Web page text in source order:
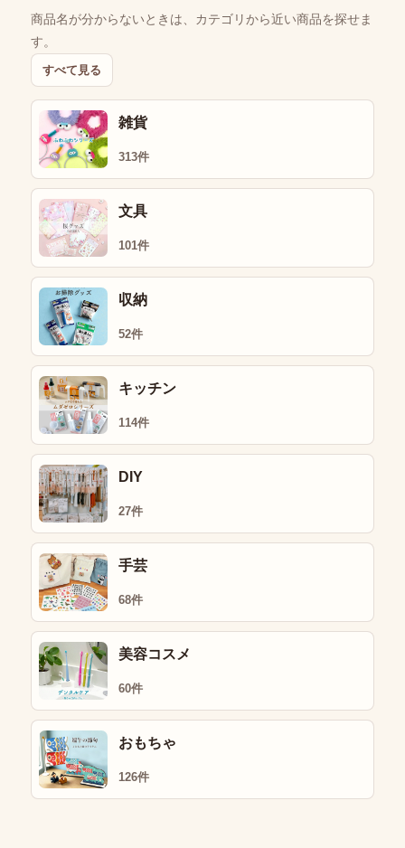
商品名が分からないときは、カテゴリから近い商品を探せま
す。
すべて見る
雑貨
313件
文具
101件
収納
52件
キッチン
114件
DIY
27件
手芸
68件
美容コスメ
60件
おもちゃ
126件